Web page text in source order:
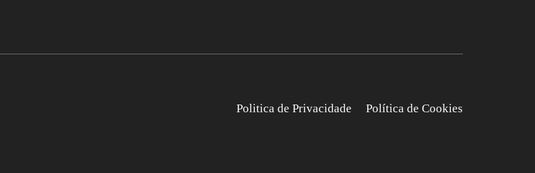
Politica de Privacidade Política de Cookies